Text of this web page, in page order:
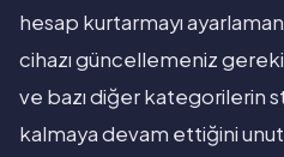
hesap kurtarmayı
cihazı güncellemeniz
ve bazı diğer kategorilerin
kalmaya devam ettiğini